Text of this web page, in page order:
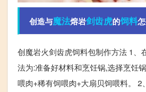
创造与魔法熔岩剑齿虎的饲料
创魔岩火剑齿虎饲料包制作方法 1、
法为:准备好材料和烹饪锅,选择烹饪
喂肉+稀有饲喂肉+大扇贝饲喂料。